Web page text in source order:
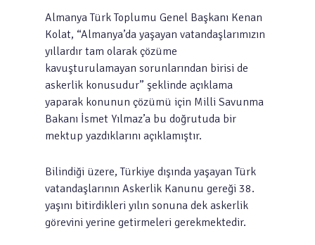
Almanya Türk Toplumu Genel Başkanı Kenan
Kolat, “Almanya’da yaşayan vatandaşlarımızın
yıllardır tam olarak çözüme
kavuşturulamayan sorunlarından birisi de
askerlik konusudur” şeklinde açıklama
yaparak konunun çözümü için Milli Savunma
Bakanı İsmet Yılmaz’a bu doğrutuda bir
mektup yazdıklarını açıklamıştır.
Bilindiği üzere, Türkiye dışında yaşayan Türk
vatandaşlarının Askerlik Kanunu gereği 38.
yaşını bitirdikleri yılın sonuna dek askerlik
görevini yerine getirmeleri gerekmektedir.